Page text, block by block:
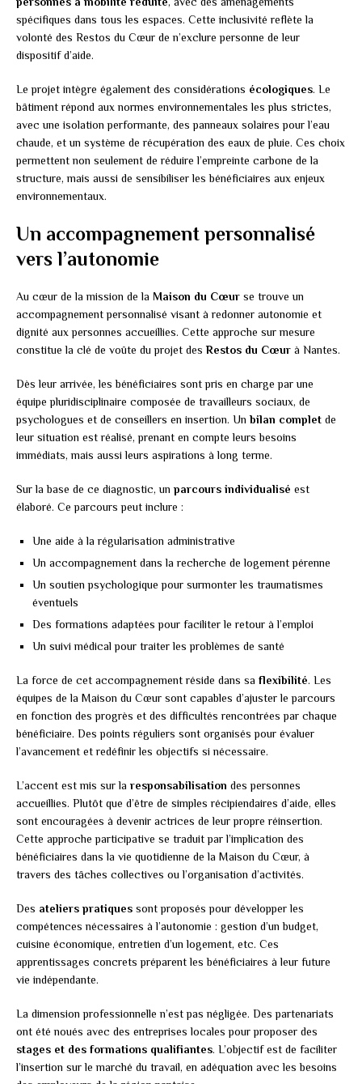
spécifiques dans tous les espaces. Cette inclusivité reflète la
volonté des Restos du Cœur de n’exclure personne de leur
dispositif d’aide.
Le projet intègre également des considérations écologiques. Le
bâtiment répond aux normes environnementales les plus strictes,
avec une isolation performante, des panneaux solaires pour l’eau
chaude, et un système de récupération des eaux de pluie. Ces choix
permettent non seulement de réduire l’empreinte carbone de la
structure, mais aussi de sensibiliser les bénéficiaires aux enjeux
environnementaux.
Un accompagnement personnalisé
vers l’autonomie
Au cœur de la mission de la Maison du Cœur se trouve un
accompagnement personnalisé visant à redonner autonomie et
dignité aux personnes accueillies. Cette approche sur mesure
constitue la clé de voûte du projet desRestos du Cœur à Nantes.
Dès leur arrivée, les bénéficiaires sont pris en charge par une
équipe pluridisciplinaire composée de travailleurs sociaux, de
psychologues et de conseillers en insertion. Unbilan complet de
leur situation est réalisé, prenant en compte leurs besoins
immédiats, mais aussi leurs aspirations à long terme.
Sur la base de ce diagnostic, un parcours individualisé est
élaboré. Ce parcours peut inclure :
Une aide à la régularisation administrative
Un accompagnement dans la recherche de logement pérenne
Un soutien psychologique pour surmonter les traumatismes
éventuels
Des formations adaptées pour faciliter le retour à l’emploi
Un suivi médical pour traiter les problèmes de santé
La force de cet accompagnement réside dans sa flexibilité. Les
équipes de la Maison du Cœur sont capables d’ajuster le parcours
en fonction des progrès et des difficultés rencontrées par chaque
bénéficiaire. Des points réguliers sont organisés pour évaluer
l’avancement et redéfinir les objectifs si nécessaire.
L’accent est mis sur la responsabilisation des personnes
accueillies. Plutôt que d’être de simples récipiendaires d’aide, elles
sont encouragées à devenir actrices de leur propre réinsertion.
Cette approche participative se traduit par l’implication des
bénéficiaires dans la vie quotidienne de la Maison du Cœur, à
travers des tâches collectives ou l’organisation d’activités.
Des ateliers pratiques sont proposés pour développer les
compétences nécessaires à l’autonomie : gestion d’un budget,
cuisine économique, entretien d’un logement, etc. Ces
apprentissages concrets préparent les bénéficiaires à leur future
vie indépendante.
La dimension professionnelle n’est pas négligée. Des partenariats
ont été noués avec des entreprises locales pour proposer des
stages et des formations qualifiantes. L’objectif est de faciliter
l’insertion sur le marché du travail, en adéquation avec les besoins